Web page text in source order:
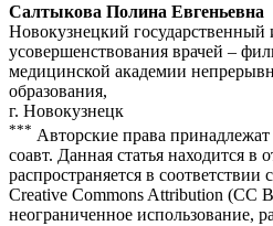
Салтыкова Полина Евгеньевна
Новокузнецкий государственный
усовершенствования врачей –
медицинской академии
образования,
г. Новокузнецк
*** Авторские права
соавт. Данная статья находится в
распространяется в
Creative Commons Attribution (CC
неограниченное использование,